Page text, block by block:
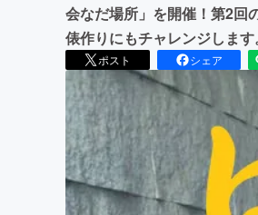
会なだ場所」を開催！第2回
俵作りにもチャレンジします
ポスト シェア